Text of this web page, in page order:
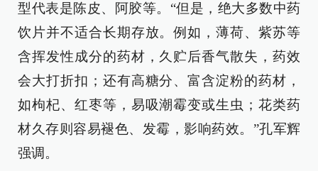
型代表是陈皮、阿胶等。“但是，绝大多数中药
饮片并不适合长期存放。例如，薄荷、紫苏等
含挥发性成分的药材，久贮后香气散失，药效
会大打折扣；还有高糖分、富含淀粉的药材，
如枸杞、红枣等，易吸潮霉变或生虫；花类药
材久存则容易褪色、发霉，影响药效。”孔军辉
强调。